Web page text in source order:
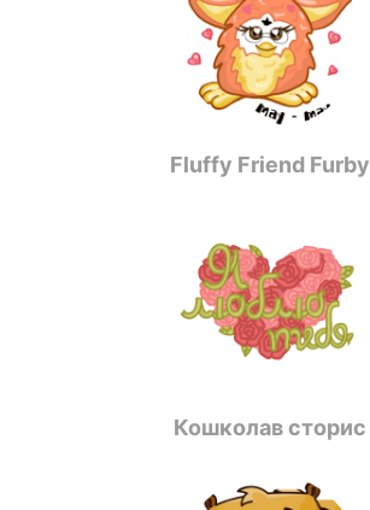
Fluffy Friend Furby
Кошколав сторис